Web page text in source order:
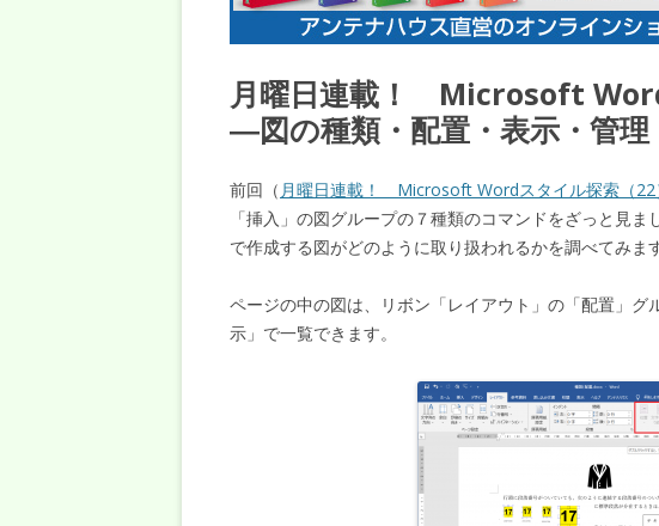
月曜日連載！ Microsoft Word
―図の種類・配置・表示・管理
前回（ 月曜日連載！ Microsoft Wordスタイル探索（
「挿入」の図グループの７種類のコマンドをざっと見
で作成する図がどのように取り扱われるかを調べてみます
ページの中の図は、リボン「レイアウト」の「配置」グ
示」で一覧できます。